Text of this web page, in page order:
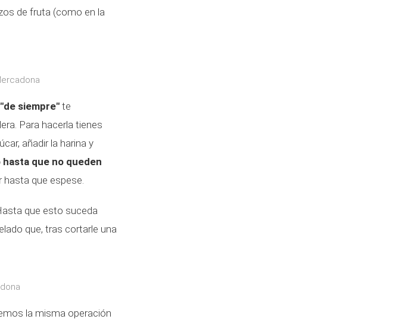
de fruta (como en la
siempre" te
Para hacerla tienes
añadir la harina y
que no queden
hasta que espese.
que esto suceda
que, tras cortarle una
la misma operación